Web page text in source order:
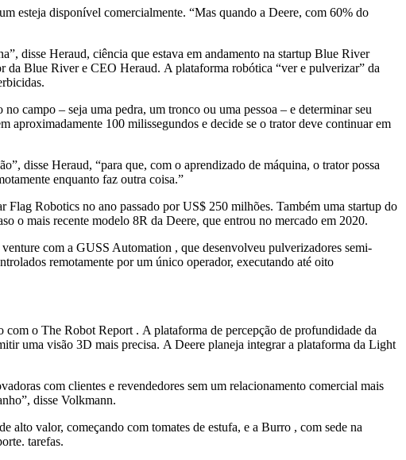
esteja disponível comercialmente. “Mas quando a Deere, com 60% do
disse Heraud, ciência que estava em andamento na startup Blue River
Blue River e CEO Heraud. A plataforma robótica “ver e pulverizar” da
campo – seja uma pedra, um tronco ou uma pessoa – e determinar seu
aproximadamente 100 milissegundos e decide se o trator deve continuar em
disse Heraud, “para que, com o aprendizado de máquina, o trator possa
enquanto faz outra coisa.”
Flag Robotics no ano passado por US$ 250 milhões. Também uma startup do
o mais recente modelo 8R da Deere, que entrou no mercado em 2020.
com a GUSS Automation , que desenvolveu pulverizadores semi-
remotamente por um único operador, executando até oito
o The Robot Report . A plataforma de percepção de profundidade da
uma visão 3D mais precisa. A Deere planeja integrar a plataforma da Light
com clientes e revendedores sem um relacionamento comercial mais
disse Volkmann.
alto valor, começando com tomates de estufa, e a Burro , com sede na
tarefas.